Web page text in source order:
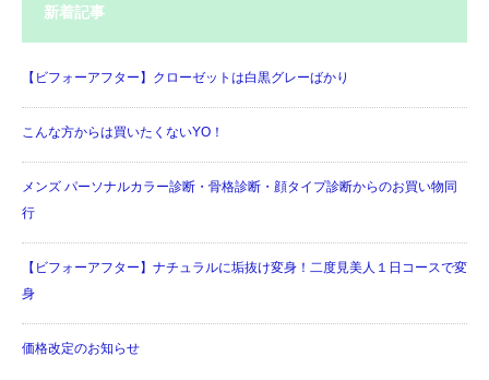
新着記事
【ビフォーアフター】クローゼットは白黒グレーばかり
こんな方からは買いたくないYO！
メンズ パーソナルカラー診断・骨格診断・顔タイプ診断からのお買い物同
行
【ビフォーアフター】ナチュラルに垢抜け変身！二度見美人１日コースで変
身
価格改定のお知らせ